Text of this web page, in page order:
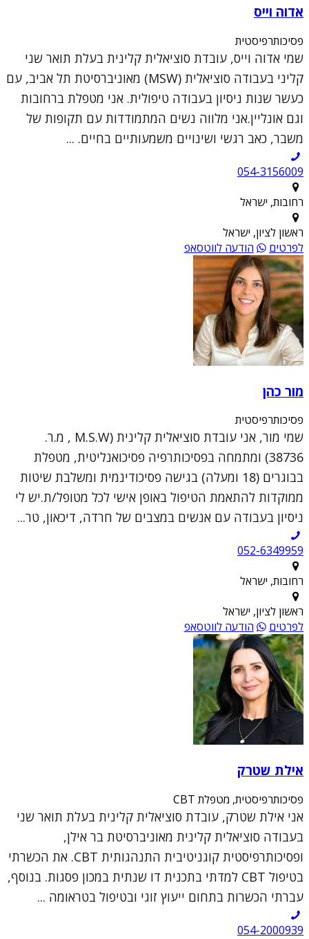
אדוה וייס
פסיכותרפיסטית
שמי אדוה וייס, עובדת סוציאלית קלינית בעלת תואר שני
קליני בעבודה סוציאלית (MSW) מאוניברסיטת תל אביב, עם
כעשר שנות ניסיון בעבודה טיפולית. אני מטפלת ברחובות
וגם אונליין.אני מלווה נשים המתמודדות עם תקופות של
משבר, כאב רגשי ושינויים משמעותיים בחיים. ...
054-3156009
רחובות, ישראל
ראשון לציון, ישראל
לפרטים
הודעה לווטסאפ
מור כהן
פסיכותרפיסטית
שמי מור, אני עובדת סוציאלית קלינית (M.S.W , מ.ר.
38736) ומתמחה בפסיכותרפיה פסיכואנליטית, מטפלת
בבוגרים (18 ומעלה) בגישה פסיכודינמית ומשלבת שיטות
ממוקדות להתאמת הטיפול באופן אישי לכל מטופל/ת.יש לי
ניסיון בעבודה עם אנשים במצבים של חרדה, דיכאון, טר...
052-6349959
רחובות, ישראל
ראשון לציון, ישראל
לפרטים
הודעה לווטסאפ
אילת שטרק
פסיכותרפיסטית, מטפלת CBT
אני אילת שטרק, עובדת סוציאלית קלינית בעלת תואר שני
בעבודה סוציאלית קלינית מאוניברסיטת בר אילן,
ופסיכותרפיסטית קוגניטיבית התנהגותית CBT. את הכשרתי
בטיפול CBT למדתי בתכנית דו שנתית במכון פסגות. בנוסף,
עברתי הכשרות בתחום ייעוץ זוגי ובטיפול בטראומה ...
054-2000939